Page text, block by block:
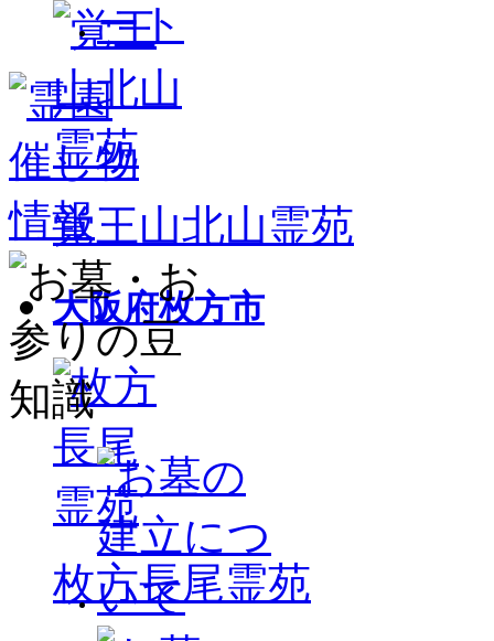
覚王山北山霊苑
大阪府枚方市
枚方長尾霊苑